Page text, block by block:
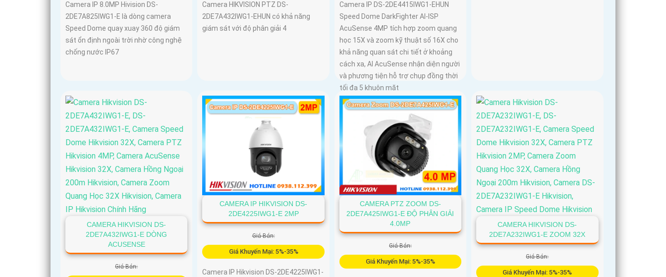
Camera IP 8.0MP Hivision DS-
2DE7A825IWG1-E là dòng camera
Speed Dome quay xuay 360 độ giám
sát ổn định ngoài trời nhờ công nghệ
chống nước IP67
Camera HIKVISION PTZ DS-
2DE7A432IWG1-EHUN có khả năng
giám sát với độ phân giải 4
Camera IP DS-2DE4415IWG1-EHUN
Speed Dome DarkFighter AI-ISP
AcuSense 4MP tích hợp zoom quang
học 15X và zoom kỹ thuật số 16X cho
khả năng quan sát chi tiết ở khoảng
cách xa, AI AcuSense nhận diện người
và phương tiện hỗ trợ chụp đồng thời
tối đa 5 khuôn mặt
CAMERA HIKVISION DS-
2DE7A432IWG1-E DÒNG
ACUSENSE
Giá Bán:
CAMERA IP HIKVISION DS-
2DE4225IWG1-E 2MP
Giá Bán:
Giá Khuyến Mại: 5%-35%
Camera IP Hikvision DS-2DE4225IWG1-
CAMERA PTZ ZOOM DS-
2DE7A425IWG1-E ĐỘ PHÂN GIẢI
4.0MP
Giá Bán:
Giá Khuyến Mại: 5%-35%
CAMERA HIKVISION DS-
2DE7A232IWG1-E ZOOM 32X
Giá Bán:
Giá Khuyến Mại: 5%-35%